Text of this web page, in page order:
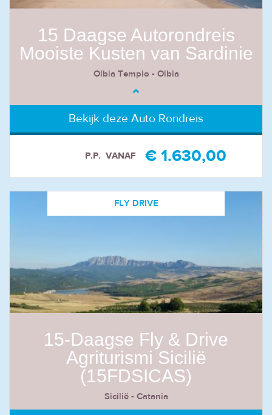
15 Daagse Autorondreis
Mooiste Kusten van Sardinie
Olbia Tempio - Olbia
Bekijk deze Auto Rondreis
VANAF
P.P. € 1.630,00
FLY DRIVE
15-Daagse Fly & Drive
Agriturismi Sicilië
(15FDSICAS)
Sicilië - Catania